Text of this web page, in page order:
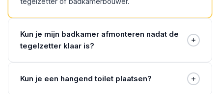
Kun je mijn badkamer afmonteren nadat de
tegelzetter klaar is?
klaar is, monteer ik je sanitair af: het toilet, de
Kun je een hangend toilet plaatsen?